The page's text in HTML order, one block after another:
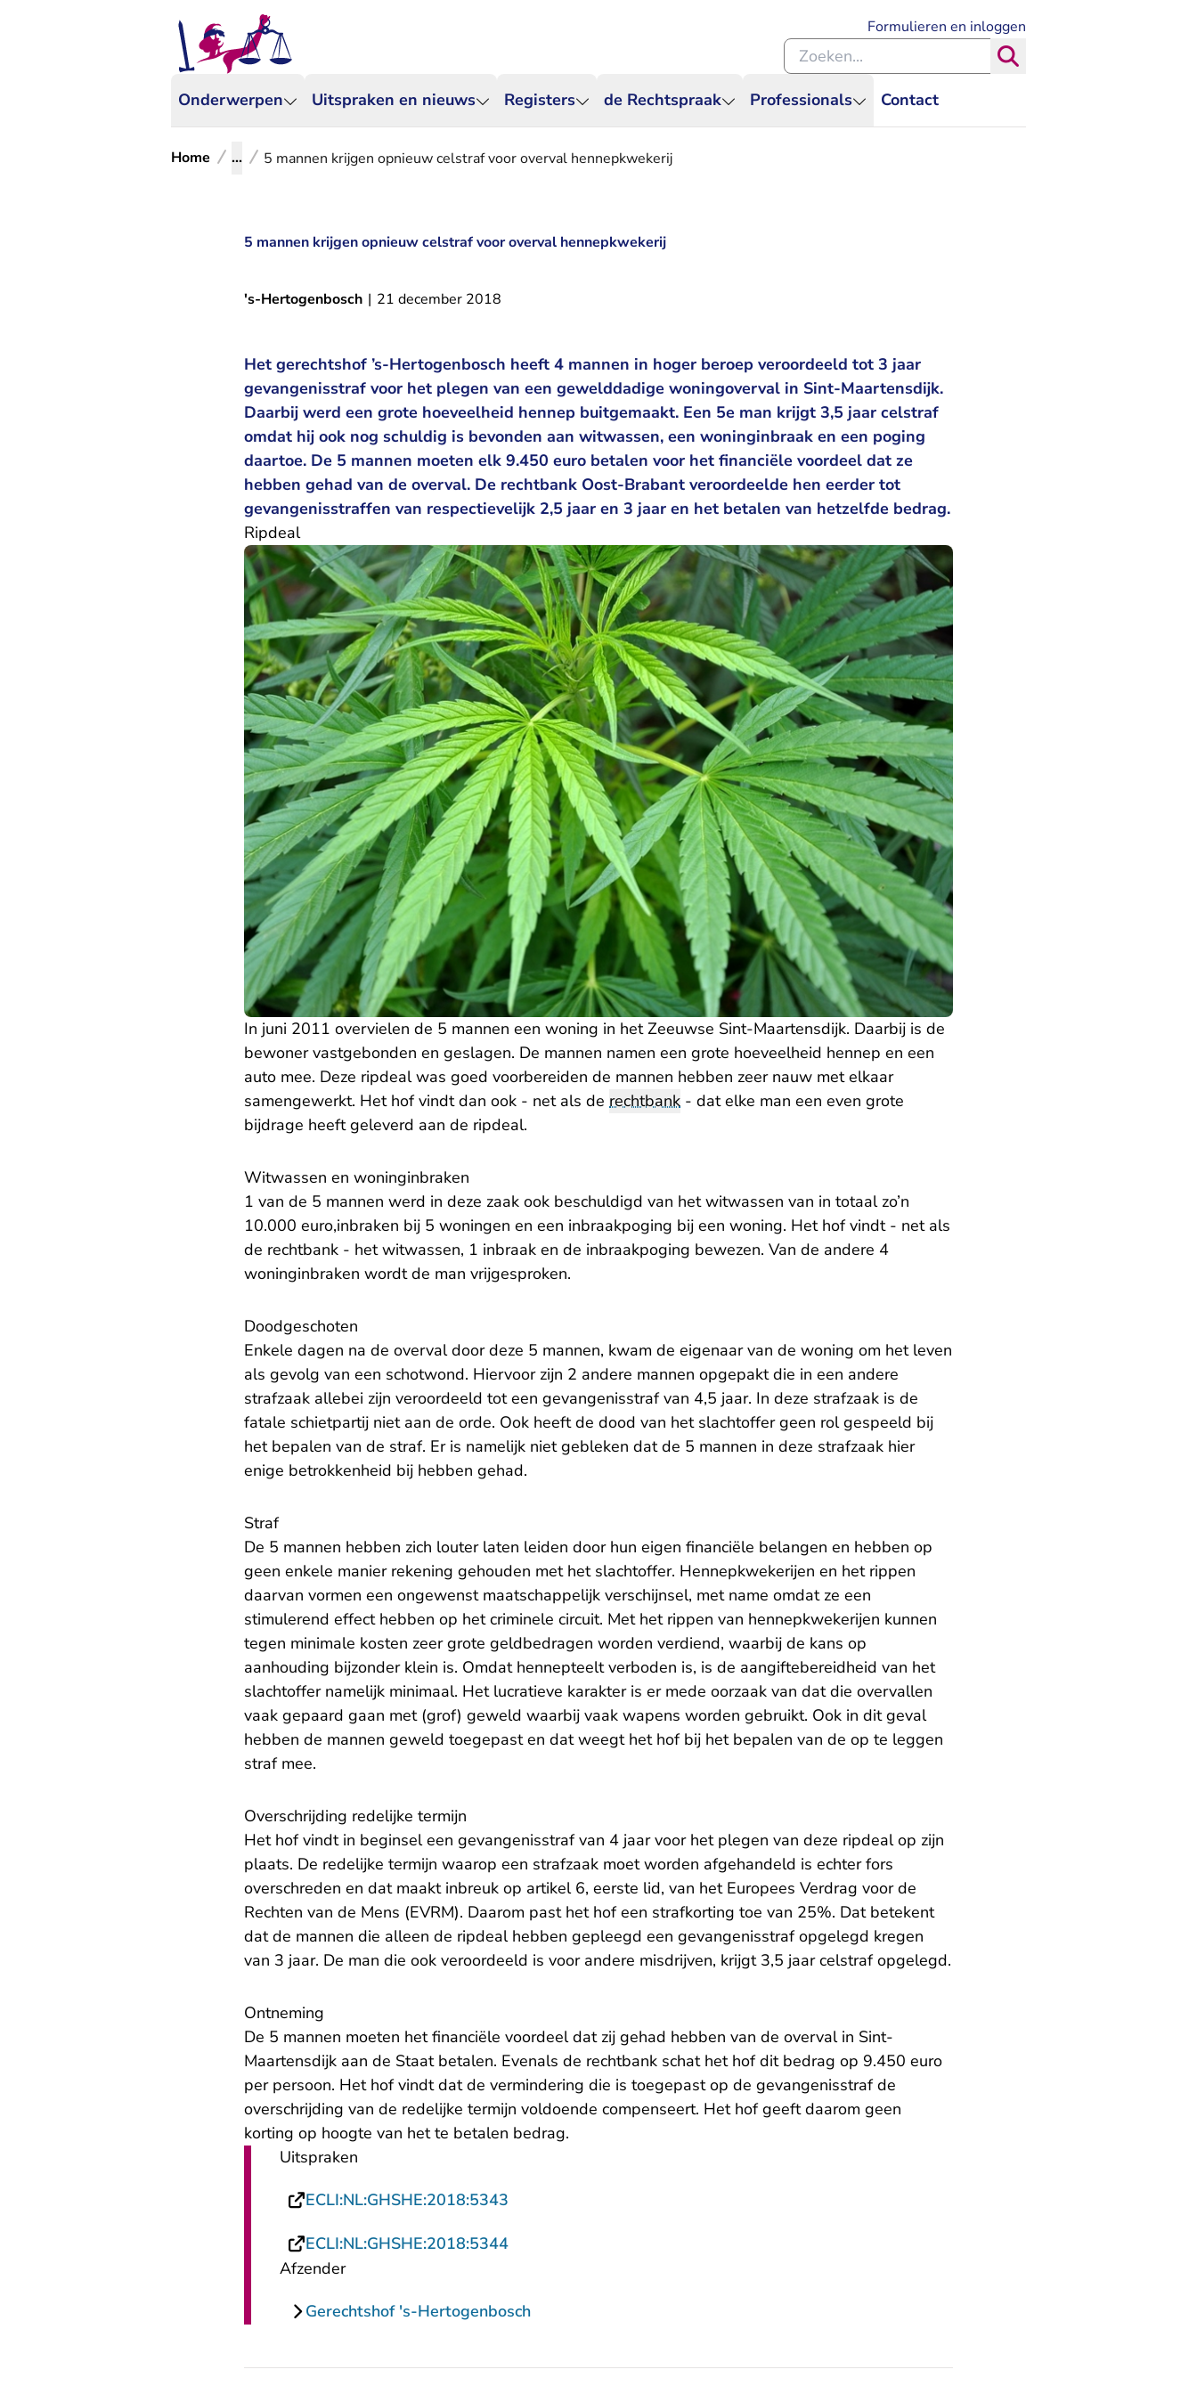
Onderwerpen Uitspraken en nieuws Registers de Rechtspraak Professionals Contact
Formulieren en inloggen
Zoeken binnen de Rechtspraak
Home ... 5 mannen krijgen opnieuw celstraf voor overval hennepkwekerij
5 mannen krijgen opnieuw celstraf voor overval hennepkwekerij
's-Hertogenbosch | 21 december 2018
Het gerechtshof ’s-Hertogenbosch heeft 4 mannen in hoger beroep veroordeeld tot 3 jaar
gevangenisstraf voor het plegen van een gewelddadige woningoverval in Sint-Maartensdijk.
Daarbij werd een grote hoeveelheid hennep buitgemaakt. Een 5e man krijgt 3,5 jaar celstraf
omdat hij ook nog schuldig is bevonden aan witwassen, een woninginbraak en een poging
daartoe. De 5 mannen moeten elk 9.450 euro betalen voor het financiële voordeel dat ze
hebben gehad van de overval. De rechtbank Oost-Brabant veroordeelde hen eerder tot
gevangenisstraffen van respectievelijk 2,5 jaar en 3 jaar en het betalen van hetzelfde bedrag.
Ripdeal
In juni 2011 overvielen de 5 mannen een woning in het Zeeuwse Sint-Maartensdijk. Daarbij is de
bewoner vastgebonden en geslagen. De mannen namen een grote hoeveelheid hennep en een
auto mee. Deze ripdeal was goed voorbereiden de mannen hebben zeer nauw met elkaar
samengewerkt. Het hof vindt dan ook - net als de rechtbank - dat elke man een even grote
bijdrage heeft geleverd aan de ripdeal.
Witwassen en woninginbraken
1 van de 5 mannen werd in deze zaak ook beschuldigd van het witwassen van in totaal zo’n
10.000 euro,inbraken bij 5 woningen en een inbraakpoging bij een woning. Het hof vindt - net als
de rechtbank - het witwassen, 1 inbraak en de inbraakpoging bewezen. Van de andere 4
woninginbraken wordt de man vrijgesproken.
Doodgeschoten
Enkele dagen na de overval door deze 5 mannen, kwam de eigenaar van de woning om het leven
als gevolg van een schotwond. Hiervoor zijn 2 andere mannen opgepakt die in een andere
strafzaak allebei zijn veroordeeld tot een gevangenisstraf van 4,5 jaar- U verlaat Rechtspraak.nl
. In deze strafzaak is de
fatale schietpartij niet aan de orde. Ook heeft de dood van het slachtoffer geen rol gespeeld bij
het bepalen van de straf. Er is namelijk niet gebleken dat de 5 mannen in deze strafzaak hier
enige betrokkenheid bij hebben gehad.
Straf
De 5 mannen hebben zich louter laten leiden door hun eigen financiële belangen en hebben op
geen enkele manier rekening gehouden met het slachtoffer. Hennepkwekerijen en het rippen
daarvan vormen een ongewenst maatschappelijk verschijnsel, met name omdat ze een
stimulerend effect hebben op het criminele circuit. Met het rippen van hennepkwekerijen kunnen
tegen minimale kosten zeer grote geldbedragen worden verdiend, waarbij de kans op
aanhouding bijzonder klein is. Omdat hennepteelt verboden is, is de aangiftebereidheid van het
slachtoffer namelijk minimaal. Het lucratieve karakter is er mede oorzaak van dat die overvallen
vaak gepaard gaan met (grof) geweld waarbij vaak wapens worden gebruikt. Ook in dit geval
hebben de mannen geweld toegepast en dat weegt het hof bij het bepalen van de op te leggen
straf mee.
Overschrijding redelijke termijn
Het hof vindt in beginsel een gevangenisstraf van 4 jaar voor het plegen van deze ripdeal op zijn
plaats. De redelijke termijn waarop een strafzaak moet worden afgehandeld is echter fors
overschreden en dat maakt inbreuk op artikel 6, eerste lid, van het Europees Verdrag voor de
Rechten van de Mens (EVRM). Daarom past het hof een strafkorting toe van 25%. Dat betekent
dat de mannen die alleen de ripdeal hebben gepleegd een gevangenisstraf opgelegd kregen
van 3 jaar. De man die ook veroordeeld is voor andere misdrijven, krijgt 3,5 jaar celstraf opgelegd.
Ontneming
De 5 mannen moeten het financiële voordeel dat zij gehad hebben van de overval in Sint-
Maartensdijk aan de Staat betalen. Evenals de rechtbank schat het hof dit bedrag op 9.450 euro
per persoon. Het hof vindt dat de vermindering die is toegepast op de gevangenisstraf de
overschrijding van de redelijke termijn voldoende compenseert. Het hof geeft daarom geen
korting op hoogte van het te betalen bedrag.
Uitspraken
ECLI:NL:GHSHE:2018:5343
ECLI:NL:GHSHE:2018:5344- U verlaat Rechtspraak.nl
Afzender
Gerechtshof 's-Hertogenbosch